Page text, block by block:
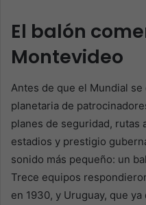
El balón
Montevideo
Antes de que el Mundial
planetaria de
planes de seguridad, rutas
estadios y prestigio
sonido más pequeño: un
Trece equipos
en 1930, y Uruguay, que